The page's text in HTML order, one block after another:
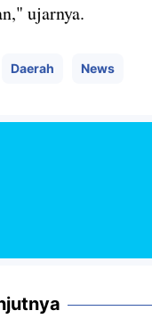
ujarnya.
Daerah News